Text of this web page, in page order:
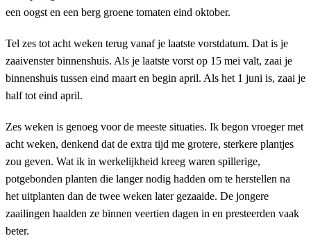
een oogst en een berg groene tomaten eind oktober.
Tel zes tot acht weken terug vanaf je laatste vorstdatum. Dat is je
zaaivenster binnenshuis. Als je laatste vorst op 15 mei valt, zaai je
binnenshuis tussen eind maart en begin april. Als het 1 juni is, zaai je
half tot eind april.
Zes weken is genoeg voor de meeste situaties. Ik begon vroeger met
acht weken, denkend dat de extra tijd me grotere, sterkere plantjes
zou geven. Wat ik in werkelijkheid kreeg waren spillerige,
potgebonden planten die langer nodig hadden om te herstellen na
het uitplanten dan de twee weken later gezaaide. De jongere
zaailingen haalden ze binnen veertien dagen in en presteerden vaak
beter.